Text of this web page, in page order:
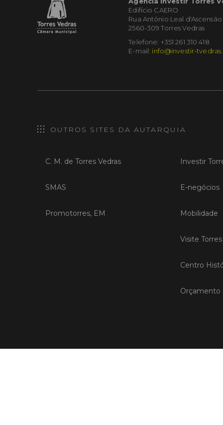
Edifício CAERO
Rua António Leal d'Ascensão
2560-309 Torres Vedras
Telefone: +351 261 310 418
E-mail: info@investir-
OUTROS SITES DA AUTARQUIA
C. M. de Torres Vedras
SMAS
Promotorres, EM
Investir
E-negócios
Mobilidade
Visite
Centro
Orçamento